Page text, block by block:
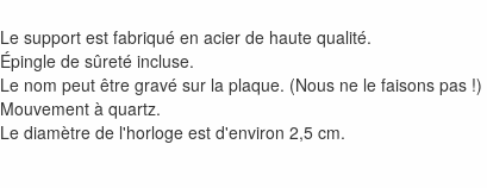
Le support est fabriqué en acier de haute qualité.
Épingle de sûreté incluse.
Le nom peut être gravé sur la plaque. (Nous ne le faisons pas !)
Mouvement à quartz.
Le diamètre de l'horloge est d'environ 2,5 cm.